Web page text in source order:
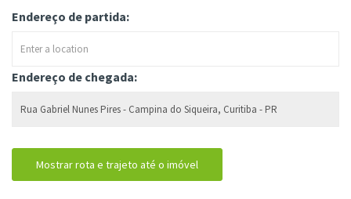
Endereço de partida:
Endereço de chegada: